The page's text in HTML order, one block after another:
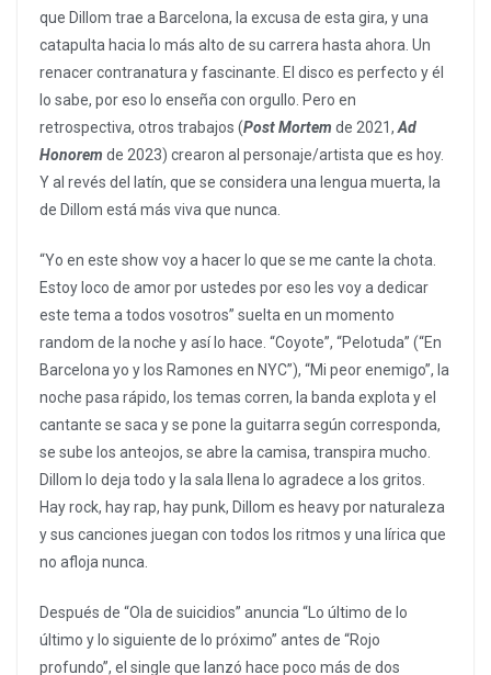
que Dillom trae a Barcelona, la excusa de esta gira, y una
catapulta hacia lo más alto de su carrera hasta ahora. Un
renacer contranatura y fascinante. El disco es perfecto y él
lo sabe, por eso lo enseña con orgullo. Pero en
retrospectiva, otros trabajos (Post Mortem de 2021,Ad
Honorem de 2023) crearon al personaje/artista que es hoy.
Y al revés del latín, que se considera una lengua muerta, la
de Dillom está más viva que nunca.
“Yo en este show voy a hacer lo que se me cante la chota.
Estoy loco de amor por ustedes por eso les voy a dedicar
este tema a todos vosotros” suelta en un momento
random de la noche y así lo hace. “Coyote”, “Pelotuda” (“En
Barcelona yo y los Ramones en NYC”), “Mi peor enemigo”, la
noche pasa rápido, los temas corren, la banda explota y el
cantante se saca y se pone la guitarra según corresponda,
se sube los anteojos, se abre la camisa, transpira mucho.
Dillom lo deja todo y la sala llena lo agradece a los gritos.
Hay rock, hay rap, hay punk, Dillom es heavy por naturaleza
y sus canciones juegan con todos los ritmos y una lírica que
no afloja nunca.
Después de “Ola de suicidios” anuncia “Lo último de lo
último y lo siguiente de lo próximo” antes de “Rojo
profundo”, el single que lanzó hace poco más de dos